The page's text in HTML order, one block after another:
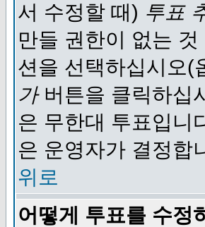
서 수정할 때) 투표
만들 권한이 없는
션을 선택하십시오(
가버튼을 클릭하십
은 무한대 투표입니
은 운영자가 결정합
위로
어떻게 투표를 수정